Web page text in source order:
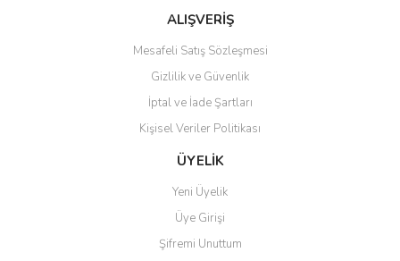
ALIŞVERİŞ
Mesafeli Satış Sözleşmesi
Gizlilik ve Güvenlik
İptal ve İade Şartları
Kişisel Veriler Politikası
ÜYELİK
Yeni Üyelik
Üye Girişi
Şifremi Unuttum